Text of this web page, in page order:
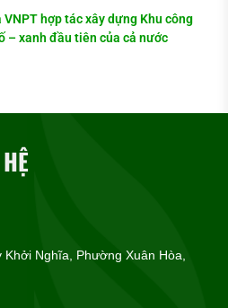
VNPT hợp tác xây dựng Khu công
– xanh đầu tiên của cả nước
Khởi Nghĩa, Phường Xuân Hòa,